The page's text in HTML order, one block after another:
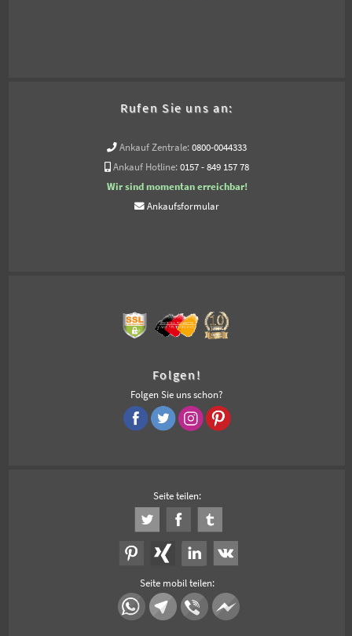
Rufen Sie uns an:
Ankauf Zentrale: 0800-0044333
Ankauf Hotline: 0157 - 849 157 78
Wir sind momentan erreichbar!
Ankaufsformular
Folgen!
Folgen Sie uns schon?
Seite teilen:
Seite mobil teilen: